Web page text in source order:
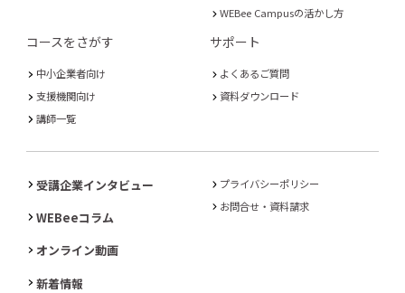
WEBee Campusの活かし方
コースをさがす
中小企業者向け
支援機関向け
講師一覧
サポート
よくあるご質問
資料ダウンロード
受講企業インタビュー
WEBeeコラム
オンライン動画
新着情報
プライバシーポリシー
お問合せ・資料請求